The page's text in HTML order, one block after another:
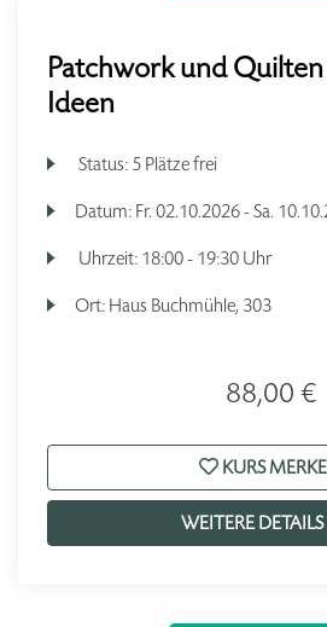
Patchwork und
Ideen
Status: 5 Plätze frei
Datum: Fr. 02.10.2026 -Sa.
Uhrzeit: 18:00 - 19:30 Uhr
Ort: Haus Buchmühle, 303
88,00 €
KURS
WEITERE DETAILS